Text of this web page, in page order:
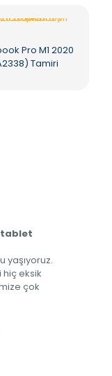
Pro M1 2020
Tamiri
tablet
yaşıyoruz.
eksik
çok